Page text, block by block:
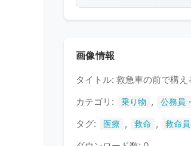
画像情報
タイトル: 救急車の前で構
カテゴリ:
乗り物 , 公務員
タグ: 医療 , 救命 , 救命員